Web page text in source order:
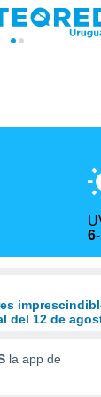
del 12 de
la app de